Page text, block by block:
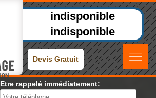
indisponible
indisponible
Devis Gratuit
Etre rappelé immédiatement: